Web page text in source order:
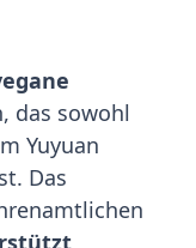
das sowohl
Yuyuan
Das